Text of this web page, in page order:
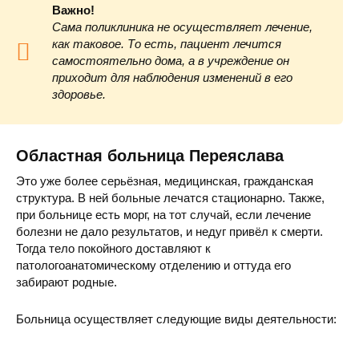
Важно!
Сама поликлиника не осуществляет лечение,
как таковое. То есть, пациент лечится
самостоятельно дома, а в учреждение он
приходит для наблюдения изменений в его
здоровье.
Областная больница Переяслава
Это уже более серьёзная, медицинская, гражданская
структура. В ней больные лечатся стационарно. Также,
при больнице есть морг, на тот случай, если лечение
болезни не дало результатов, и недуг привёл к смерти.
Тогда тело покойного доставляют к
патологоанатомическому отделению и оттуда его
забирают родные.
Больница осуществляет следующие виды деятельности: